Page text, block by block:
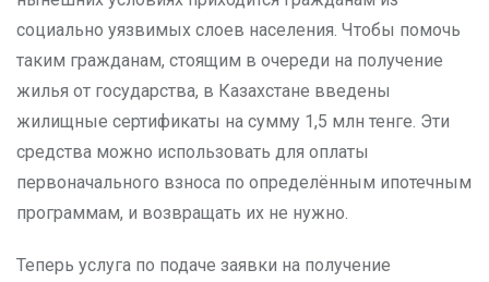
социально уязвимых слоев населения. Чтобы помочь
таким гражданам, стоящим в очереди на получение
жилья от государства, в Казахстане введены
жилищные сертификаты на сумму 1,5 млн тенге. Эти
средства можно использовать для оплаты
первоначального взноса по определённым ипотечным
программам, и возвращать их не нужно.
Теперь услуга по подаче заявки на получение